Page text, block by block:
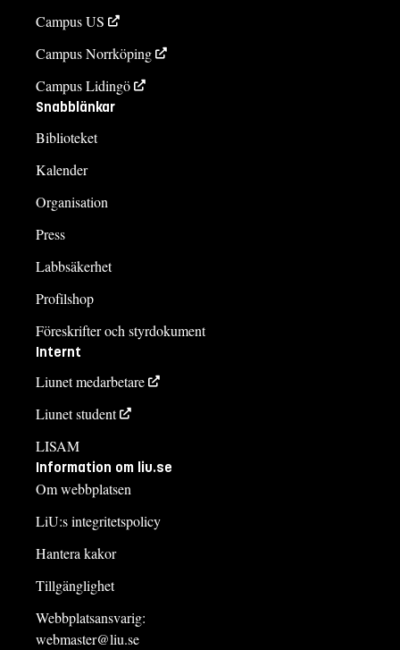
Campus US
Campus Norrköping
Campus Lidingö
Snabblänkar
Biblioteket
Kalender
Organisation
Press
Labbsäkerhet
Profilshop
Föreskrifter och styrdokument
Internt
Liunet medarbetare
Liunet student
LISAM
Information om liu.se
Om webbplatsen
LiU:s integritetspolicy
Hantera kakor
Tillgänglighet
Webbplatsansvarig:
webmaster@liu.se